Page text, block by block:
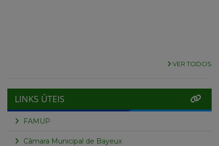
VER TODOS
LINKS ÚTEIS
FAMUP
Câmara Municipal de Bayeux